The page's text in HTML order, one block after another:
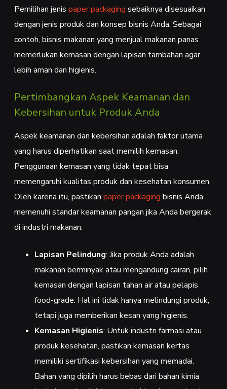
Pemilihan jenis paper packaging sebaiknya disesuaikan
dengan jenis produk dan konsep bisnis Anda. Sebagai
contoh, bisnis makanan yang menjual makanan panas
memerlukan kemasan dengan lapisan tambahan agar
lebih aman dan higienis.
Pertimbangkan Aspek Keamanan dan
Kebersihan untuk Produk Anda
Aspek keamanan dan kebersihan adalah faktor utama
yang harus diperhatikan saat memilih kemasan.
Penggunaan kemasan yang tidak tepat bisa
memengaruhi kualitas produk dan kesehatan konsumen.
Oleh karena itu, pastikan paper packaging bisnis Anda
memenuhi standar keamanan pangan jika Anda bergerak
di industri makanan.
Lapisan Pelindung: Jika produk Anda adalah
makanan berminyak atau mengandung cairan, pilih
kemasan dengan lapisan tahan air atau pelapis
food-grade. Hal ini tidak hanya melindungi produk,
tetapi juga memberikan kesan yang higienis.
Kemasan Higienis: Untuk industri farmasi atau
produk kesehatan, pastikan kemasan kertas
memiliki sertifikasi kebersihan yang memadai.
Bahan yang dipilih harus bebas dari bahan kimia